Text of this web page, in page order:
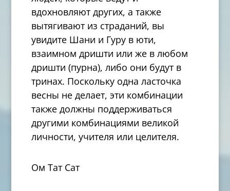
вдохновляют других, а также
вытягивают из страданий, вы
увидите Шани и Гуру в юти,
взаимном дришти или же в любом
дришти (пурна), либо они будут в
тринах. Поскольку одна ласточка
весны не делает, эти комбинации
также должны поддерживаться
другими комбинациями великой
личности, учителя или целителя.
Ом Тат Сат